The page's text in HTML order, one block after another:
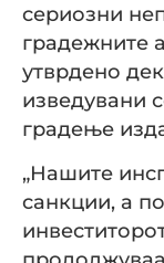
сериозни
градежните
утврдено
изведувани
градење
„Нашите
санкции, а